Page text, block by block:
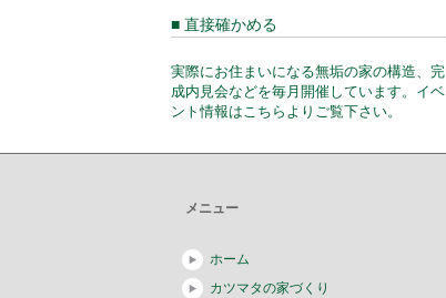
■ 直接確かめる
実際にお住まいになる無垢の家の構造、完
成内見会などを毎月開催しています。イベ
ント情報はこちらよりご覧下さい。
メニュー
ホーム
カツマタの家づくり